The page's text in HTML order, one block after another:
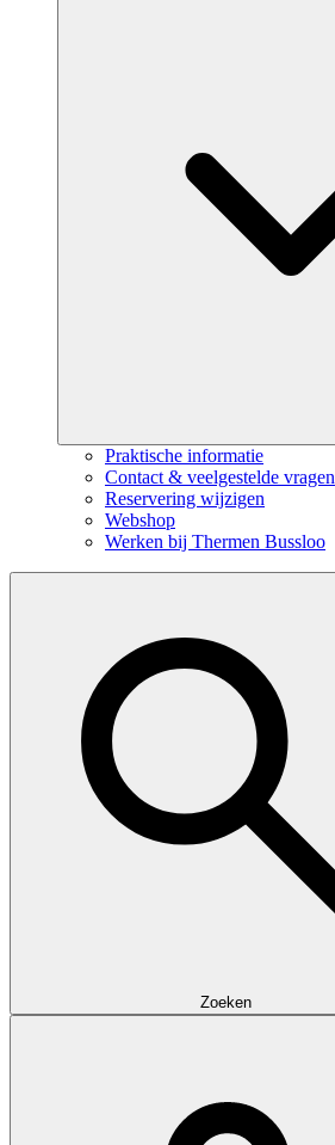
Praktische informatie
Contact & veelgestelde vragen
Reservering wijzigen
Webshop
Werken bij Thermen Bussloo
Zoeken